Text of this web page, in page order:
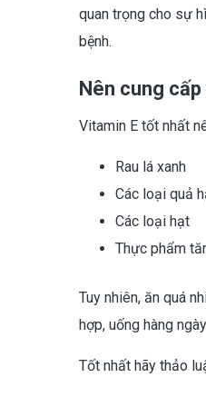
quan trọng cho sự
bệnh.
Nên cung
Vitamin E tốt nhất
Rau lá xanh
Các loại quả
Các loại hạt
Thực phẩm
Tuy nhiên, ăn quá
hợp, uống hàng
Tốt nhất hãy thảo